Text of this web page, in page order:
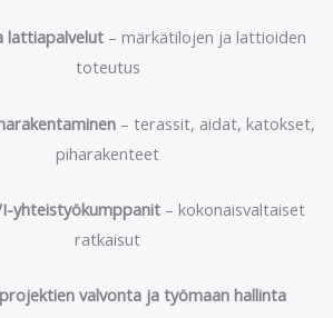
lattiapalvelut – märkätilojen ja lattioiden
toteutus
– terassit, aidat, katokset,
piharakenteet
yhteistyökumppanit – kokonaisvaltaiset
ratkaisut
valvonta ja työmaan hallinta